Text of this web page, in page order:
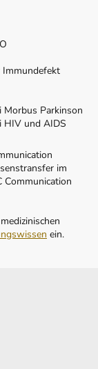
Immundefekt
Morbus Parkinson
HIV und AIDS
im
Communication
ein.